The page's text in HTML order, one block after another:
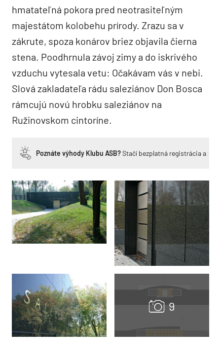
hmatateľná pokora pred neotrasiteľným
majestátom kolobehu prírody. Zrazu sa v
zákrute, spoza konárov briez objavila čierna
stena. Poodhrnula závoj zimy a do iskrivého
vzduchu vytesala vetu: Očakávam vás v nebi.
Slová zakladateľa rádu saleziánov Don Bosca
rámcujú novú hrobku saleziánov na
Ružinovskom cintoríne.
Poznáte výhody Klubu ASB?Stačí bezplatná registrácia a